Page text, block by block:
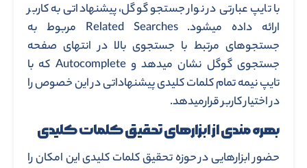
با تایپ عبارتی در نوار جستجو گوگل، پیشنهاداتی به کاربر
ارائه داده میشود. Related Searches مربوط به
جستجوهای مرتبط با جستجوی بالا در انتهای صفحه
جستجوی گوگل نشان میدهد و Autocomplete که با
تایپ نیمه تمام کلمات کلیدی پیشنهاداتی در این خصوص را
در اختیار کاربر قرارمیدهد.
بهره مندی از ابزارهای تحقیق کلمات کلیدی
حضور ابزارهایی در حوزه تحقیق کلمات کلیدی این امکان را